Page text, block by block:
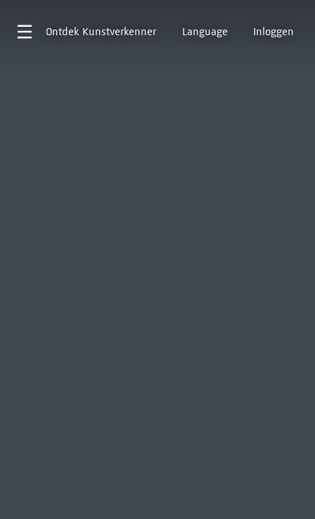
Ontdek Kunstverkenner Language Inloggen